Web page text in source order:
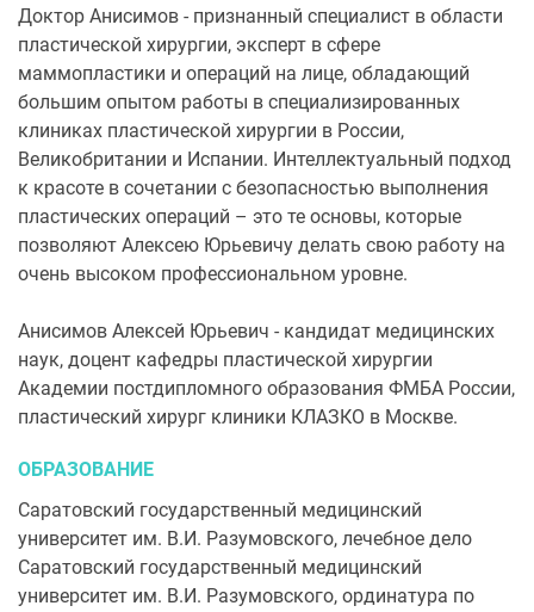
Доктор Анисимов - признанный специалист в области
пластической хирургии, эксперт в сфере
маммопластики и операций на лице, обладающий
большим опытом работы в специализированных
клиниках пластической хирургии в России,
Великобритании и Испании. Интеллектуальный подход
к красоте в сочетании с безопасностью выполнения
пластических операций – это те основы, которые
позволяют Алексею Юрьевичу делать свою работу на
очень высоком профессиональном уровне.
Анисимов Алексей Юрьевич - кандидат медицинских
наук, доцент кафедры пластической хирургии
Академии постдипломного образования ФМБА России,
пластический хирург клиники КЛАЗКО в Москве.
ОБРАЗОВАНИЕ
Саратовский государственный медицинский
университет им. В.И. Разумовского, лечебное дело
Саратовский государственный медицинский
университет им. В.И. Разумовского, ординатура по